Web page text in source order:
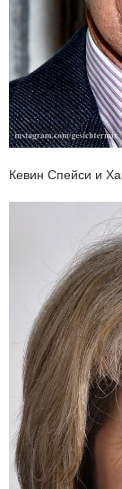
Кевин Спейси и